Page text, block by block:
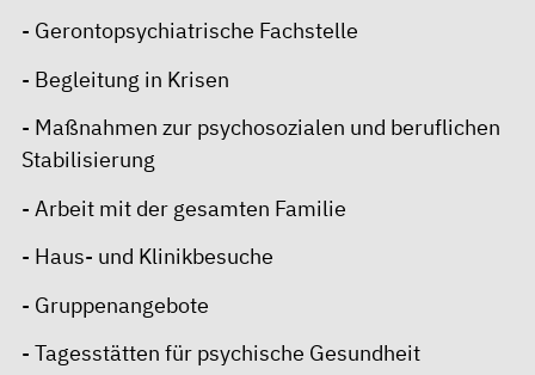
- Gerontopsychiatrische Fachstelle
- Begleitung in Krisen
- Maßnahmen zur psychosozialen und beruflichen
Stabilisierung
- Arbeit mit der gesamten Familie
- Haus- und Klinikbesuche
- Gruppenangebote
- Tagesstätten für psychische Gesundheit